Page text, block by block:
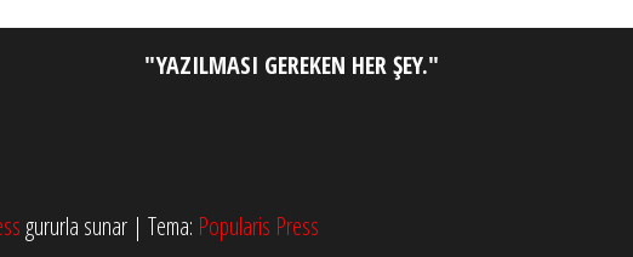
"YAZILMASI GEREKEN HER ŞEY."
gururla sunar | Tema: Popularis Press